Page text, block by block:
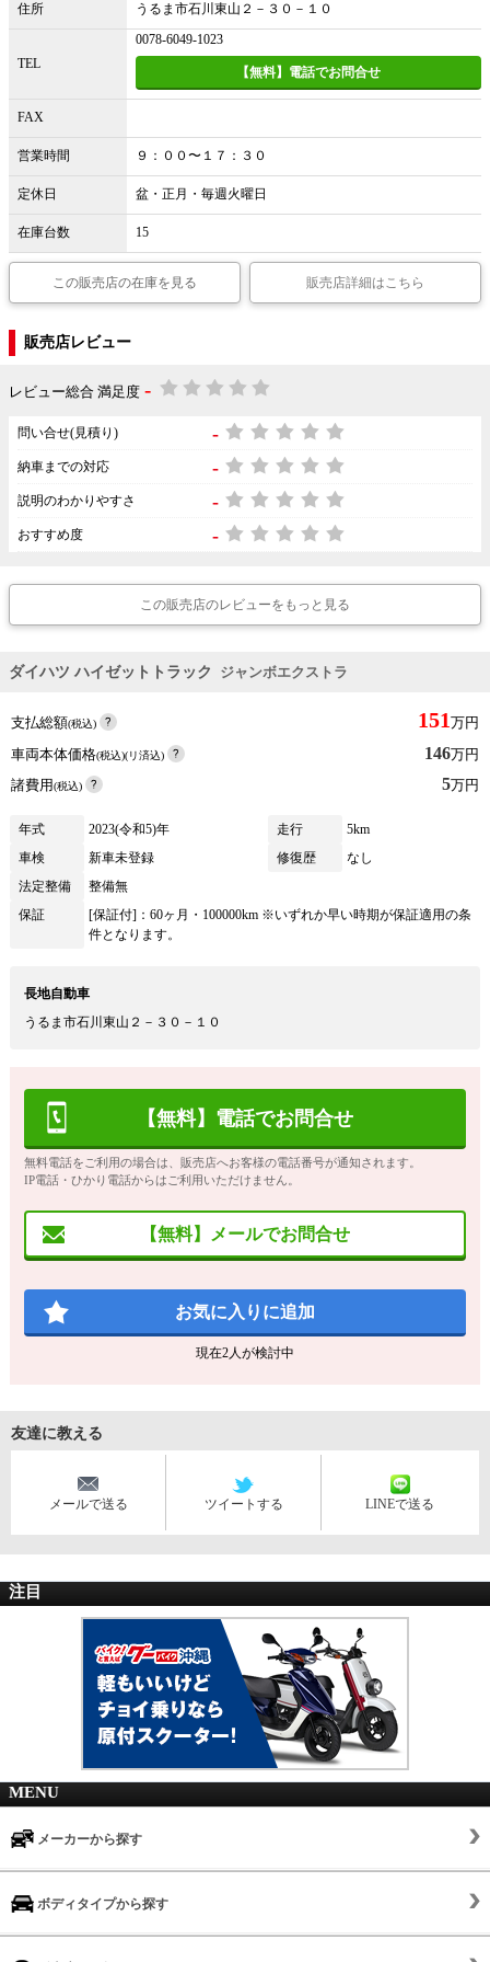
住所 うるま市石川東山２－３０－１０
TEL
0078-6049-1023
【無料】電話でお問合せ
FAX
営業時間 ９：００〜１７：３０
定休日 盆・正月・毎週火曜日
在庫台数 15
この販売店の在庫を見る 販売店詳細はこちら
販売店レビュー
レビュー総合 満足度 -
問い合せ(見積り) -
納車までの対応 -
説明のわかりやすさ -
おすすめ度 -
この販売店のレビューをもっと見る
ダイハツ ハイゼットトラック ジャンボエクストラ
支払総額(税込) 151 万円
車両本体価格(税込)(リ済込) 146万円
諸費用(税込) 5万円
年式 2023(令和5)年 走行
5km
車検
新車未登録 修復歴
なし
法定整備
整備無
保証
[保証付]：60ヶ月・100000km ※いずれか早い時期が保証適用の条
件となります。
長地自動車
うるま市石川東山２－３０－１０
【無料】電話でお問合せ
無料電話をご利用の場合は、販売店へお客様の電話番号が通知されます。
IP電話・ひかり電話からはご利用いただけません。
【無料】メールでお問合せ
お気に入りに追加
現在2人が検討中
友達に教える
メールで送る ツイートする LINEで送る
注目
MENU
メーカーから探す
ボディタイプから探す